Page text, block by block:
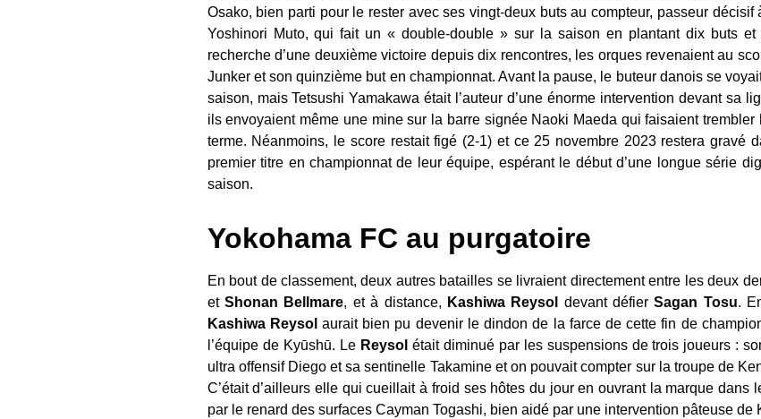
Osako, bien parti pour le rester avec ses vingt-deux buts au compteur, passeur
Yoshinori Muto, qui fait un « double-double » sur la saison en plantant dix buts
recherche d’une deuxième victoire depuis dix rencontres, les orques revenaient au
Junker et son quinzième but en championnat. Avant la pause, le buteur danois se
saison, mais Tetsushi Yamakawa était l’auteur d’une énorme intervention devant sa
ils envoyaient même une mine sur la barre signée Naoki Maeda qui faisaient
terme. Néanmoins, le score restait figé (2-1) et ce 25 novembre 2023 restera gravé
premier titre en championnat de leur équipe, espérant le début d’une longue série
saison.
Yokohama FC au purgatoire
En bout de classement, deux autres batailles se livraient directement entre les deux
et Shonan Bellmare, et à distance, Kashiwa Reysol devant défierSagan Tosu.
Kashiwa Reysolaurait bien pu devenir le dindon de la farce de cette fin de
l’équipe de Kyūshū. Le Reysol était diminué par les suspensions de trois joueurs :
ultra offensif Diego et sa sentinelle Takamine et on pouvait compter sur la troupe de
C’était d’ailleurs elle qui cueillait à froid ses hôtes du jour en ouvrant la marque dans
par le renard des surfaces Cayman Togashi, bien aidé par une intervention pâteuse de